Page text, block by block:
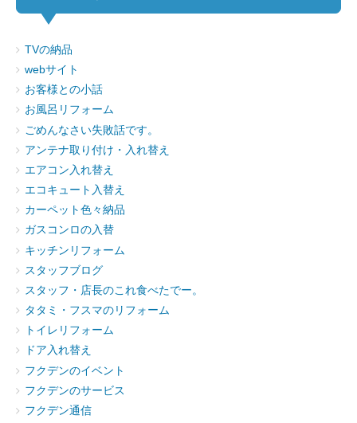
TVの納品
webサイト
お客様との小話
お風呂リフォーム
ごめんなさい失敗話です。
アンテナ取り付け・入れ替え
エアコン入れ替え
エコキュート入替え
カーペット色々納品
ガスコンロの入替
キッチンリフォーム
スタッフブログ
スタッフ・店長のこれ食べたでー。
タタミ・フスマのリフォーム
トイレリフォーム
ドア入れ替え
フクデンのイベント
フクデンのサービス
フクデン通信